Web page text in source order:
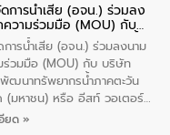
รบำบัดน้ำเสียเบื้องต้น ให้กับ
ระถมศึกษาปีที่ 5 โรงเรียน
พะเยาประชานุกูล) จำนวน 30
การน้ำเสีย (อจน.) ร่วมลง
วามร่วมมือ (MOU) กับ
ารและพัฒนาทรัพยากรน้ำ
อก จำกัด (มหาชน) หรือ อีส
ารน้ำเสีย (อจน.) ร่วมลงนาม
ร่วมมือ (MOU) กับ บริษัท
ฒนาทรัพยากรน้ำภาคตะวัน
(มหาชน) หรือ อีสท์ วอเตอร์
ารที่ 4 สิงหาคม 2569 ณ ห้อง
ยด »